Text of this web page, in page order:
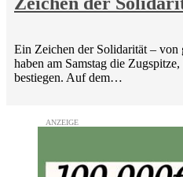
Ein Zeichen der Solidarität –
haben am Samstag die
bestiegen. Auf dem…